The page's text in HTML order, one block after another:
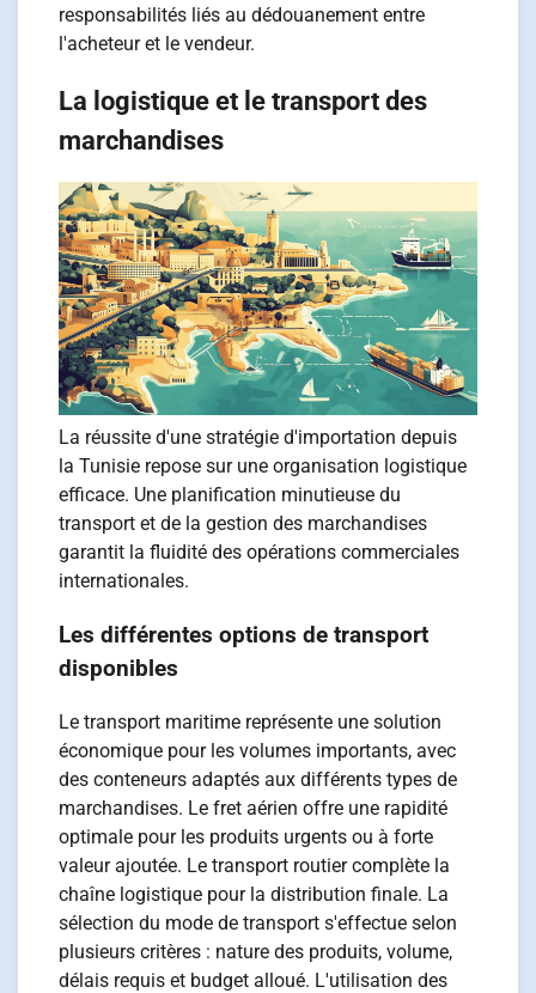
responsabilités liés au dédouanement entre
l'acheteur et le vendeur.
La logistique et le transport des
marchandises
La réussite d'une stratégie d'importation depuis
la Tunisie repose sur une organisation logistique
efficace. Une planification minutieuse du
transport et de la gestion des marchandises
garantit la fluidité des opérations commerciales
internationales.
Les différentes options de transport
disponibles
Le transport maritime représente une solution
économique pour les volumes importants, avec
des conteneurs adaptés aux différents types de
marchandises. Le fret aérien offre une rapidité
optimale pour les produits urgents ou à forte
valeur ajoutée. Le transport routier complète la
chaîne logistique pour la distribution finale. La
sélection du mode de transport s'effectue selon
plusieurs critères : nature des produits, volume,
délais requis et budget alloué. L'utilisation des